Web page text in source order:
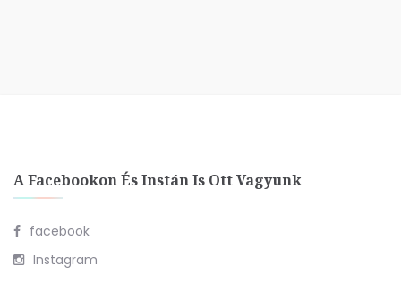
A Facebookon És Instán Is Ott Vagyunk
facebook
Instagram